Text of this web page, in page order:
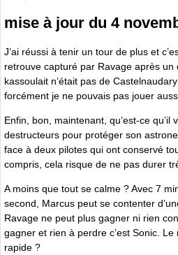
mise à jour du 4
J’ai réussi à tenir un tour de plus et
retrouve capturé par Ravage après
kassoulait n’était pas de
forcément je ne pouvais pas jouer
Enfin, bon, maintenant, qu’est-ce qu’il
destructeurs pour protéger son
face à deux pilotes qui ont conservé
compris, cela risque de ne pas durer
A moins que tout se calme ? Avec 7
second, Marcus peut se contenter
Ravage ne peut plus gagner ni rien
gagner et rien à perdre c’est Sonic.
rapide ?